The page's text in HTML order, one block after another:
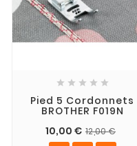
    
Pied 5 Cordonnets
BROTHER F019N
10,00 € 12,00 €